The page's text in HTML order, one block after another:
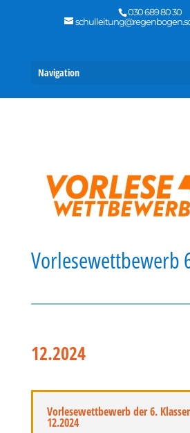
030 689 80 30
Navigation
Vorlesewettbewerb
12.2024
Vorlesewettbewerb der 6.
12.2024